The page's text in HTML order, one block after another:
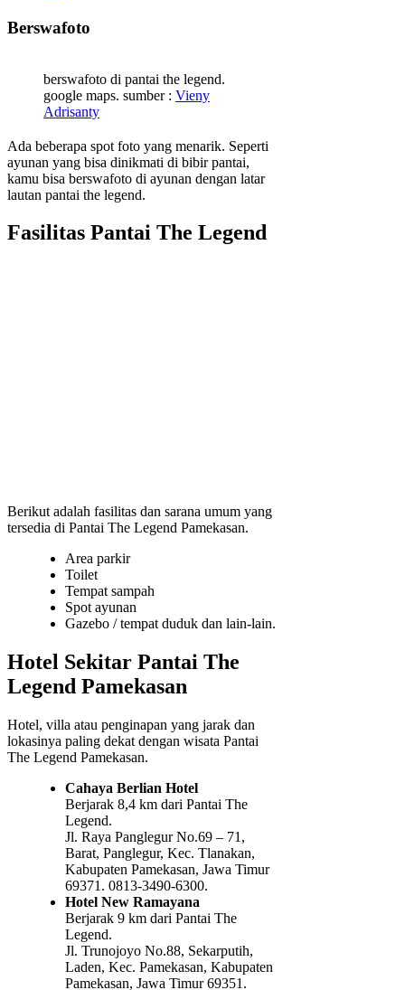
Berswafoto
berswafoto di pantai the legend.
google maps. sumber : Vieny
Adrisanty
Ada beberapa spot foto yang menarik. Seperti
ayunan yang bisa dinikmati di bibir pantai,
kamu bisa berswafoto di ayunan dengan latar
lautan pantai the legend.
Fasilitas Pantai The Legend
Berikut adalah fasilitas dan sarana umum yang
tersedia di Pantai The Legend Pamekasan.
Area parkir
Toilet
Tempat sampah
Spot ayunan
Gazebo / tempat duduk dan lain-lain.
Hotel Sekitar Pantai The
Legend Pamekasan
Hotel, villa atau penginapan yang jarak dan
lokasinya paling dekat dengan wisata Pantai
The Legend Pamekasan.
Cahaya Berlian Hotel
Berjarak 8,4 km dari Pantai The
Legend.
Jl. Raya Panglegur No.69 – 71,
Barat, Panglegur, Kec. Tlanakan,
Kabupaten Pamekasan, Jawa Timur
69371. 0813-3490-6300.
Hotel New Ramayana
Berjarak 9 km dari Pantai The
Legend.
Jl. Trunojoyo No.88, Sekarputih,
Laden, Kec. Pamekasan, Kabupaten
Pamekasan, Jawa Timur 69351.